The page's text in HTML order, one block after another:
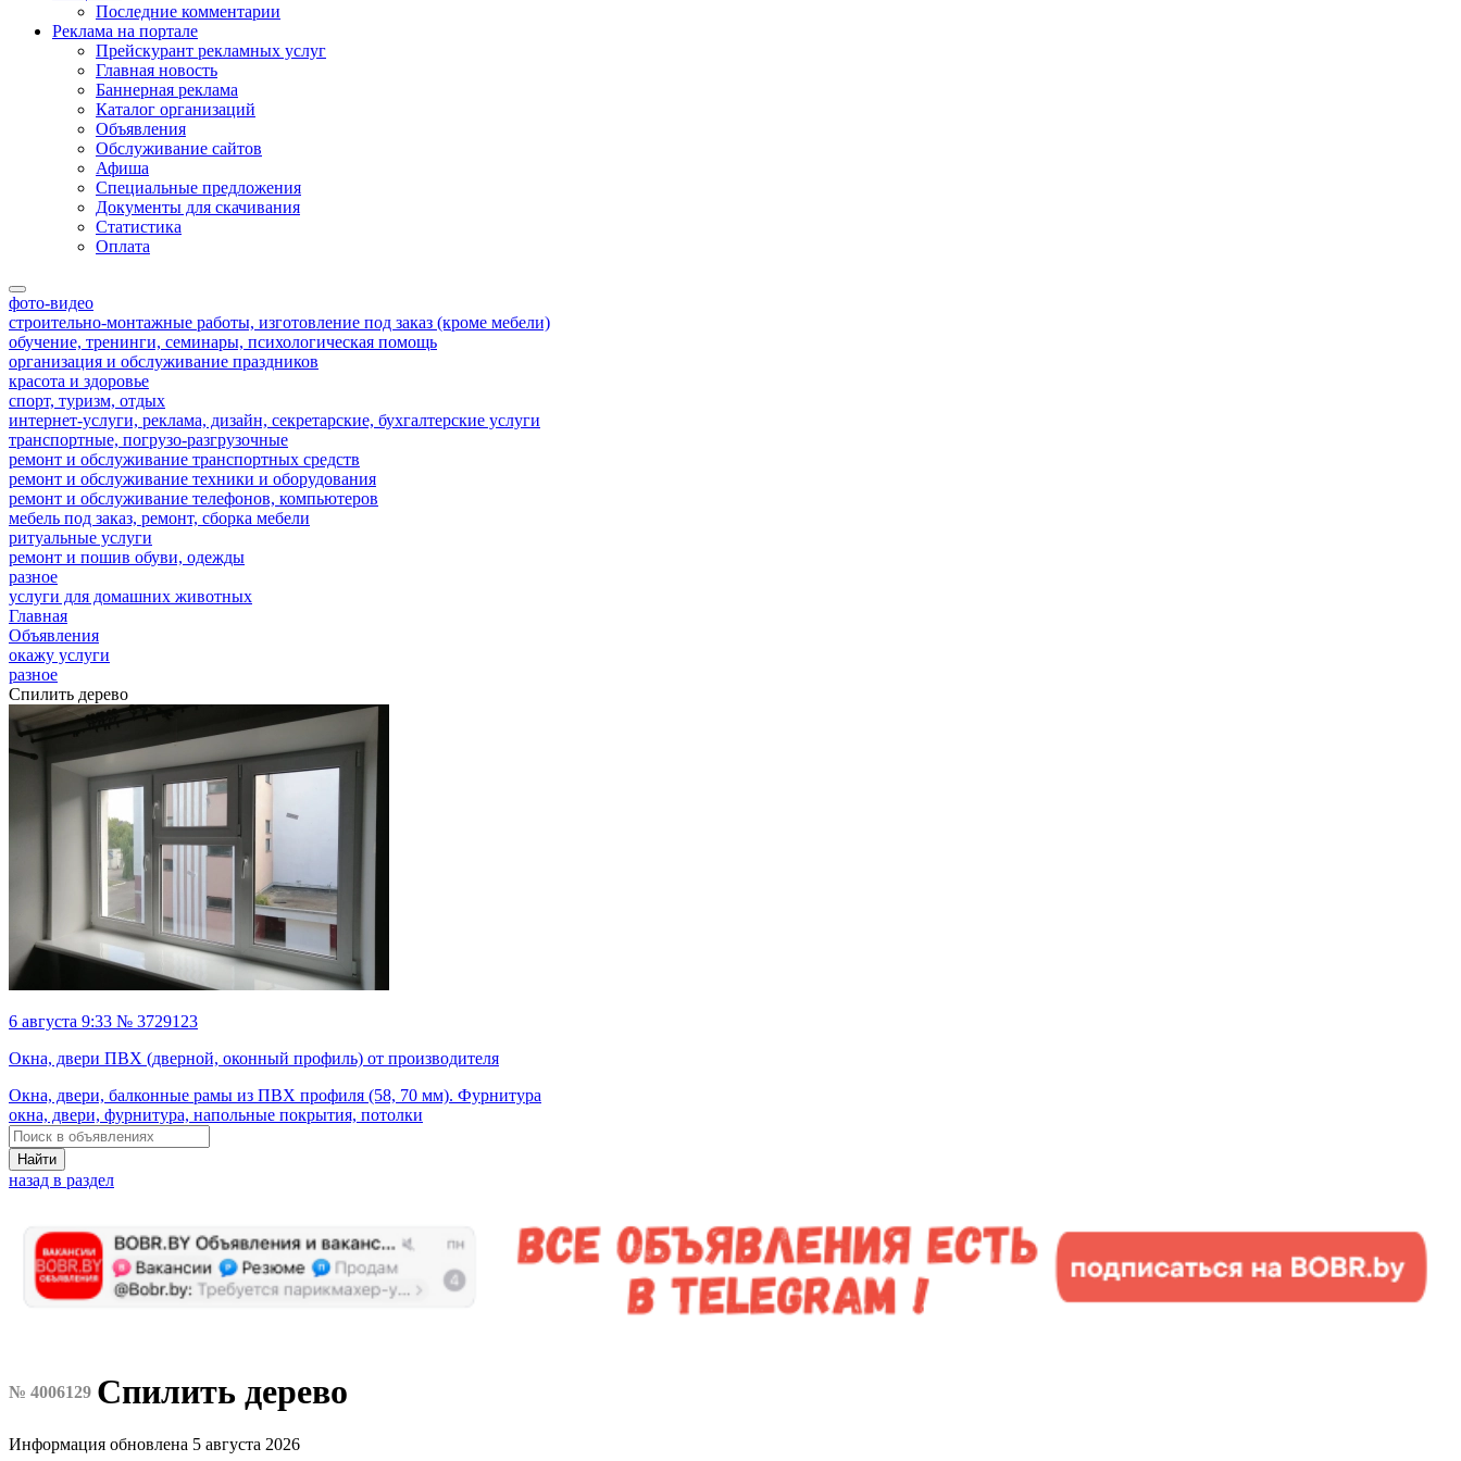
Последние комментарии
Реклама на портале
Прейскурант рекламных услуг
Главная новость
Баннерная реклама
Каталог организаций
Объявления
Обслуживание сайтов
Афиша
Специальные предложения
Документы для скачивания
Статистика
Оплата
фото-видео
строительно-монтажные работы, изготовление под заказ (кроме мебели)
обучение, тренинги, семинары, психологическая помощь
организация и обслуживание праздников
красота и здоровье
спорт, туризм, отдых
интернет-услуги, реклама, дизайн, секретарские, бухгалтерские услуги
транспортные, погрузо-разгрузочные
ремонт и обслуживание транспортных средств
ремонт и обслуживание техники и оборудования
ремонт и обслуживание телефонов, компьютеров
мебель под заказ, ремонт, сборка мебели
ритуальные услуги
ремонт и пошив обуви, одежды
разное
услуги для домашних животных
Главная
Объявления
окажу услуги
разное
Спилить дерево
6 августа 9:33 № 3729123
Окна, двери ПВХ (дверной, оконный профиль) от производителя
Окна, двери, балконные рамы из ПВХ профиля (58, 70 мм). Фурнитура
окна, двери, фурнитура, напольные покрытия, потолки
Найти
назад в раздел
№ 4006129 Спилить дерево
Информация обновлена 5 августа 2026